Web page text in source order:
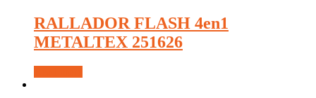
RALLADOR FLASH 4en1
METALTEX 251626